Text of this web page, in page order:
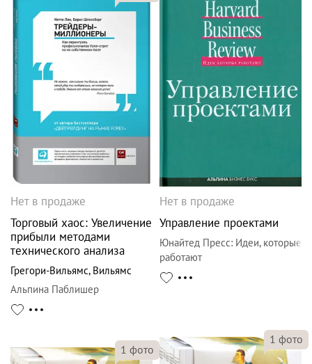
Нет в продаже
Торговый хаос: Увеличение
прибыли методами
технического анализа
Грегори-Вильямс, Вильямс
Альпина Паблишер
Нет в продаже
Управление проектами
Юнайтед Пресс: Идеи, которые
работают
1 фото
1 фото